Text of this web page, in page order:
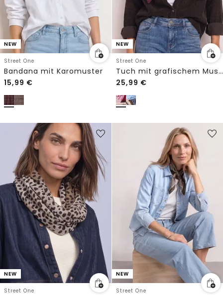
NEW
Street One
Bandana mit Karomuster
15,99 €
NEW
Street One
Tuch mit grafischem Muster
25,99 €
NEW
Street One
NEW
Street One